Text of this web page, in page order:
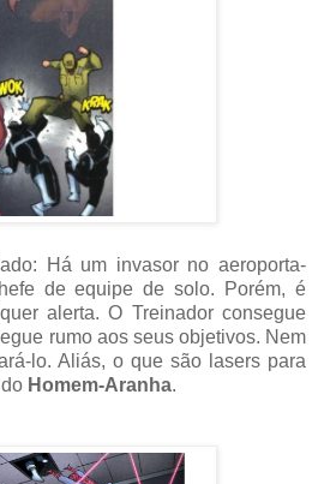
Há um invasor no aeroporta-
de equipe de solo. Porém, é
alerta. O Treinador consegue
rumo aos seus objetivos. Nem
lo. Aliás, o que são lasers para
Homem-Aranha.